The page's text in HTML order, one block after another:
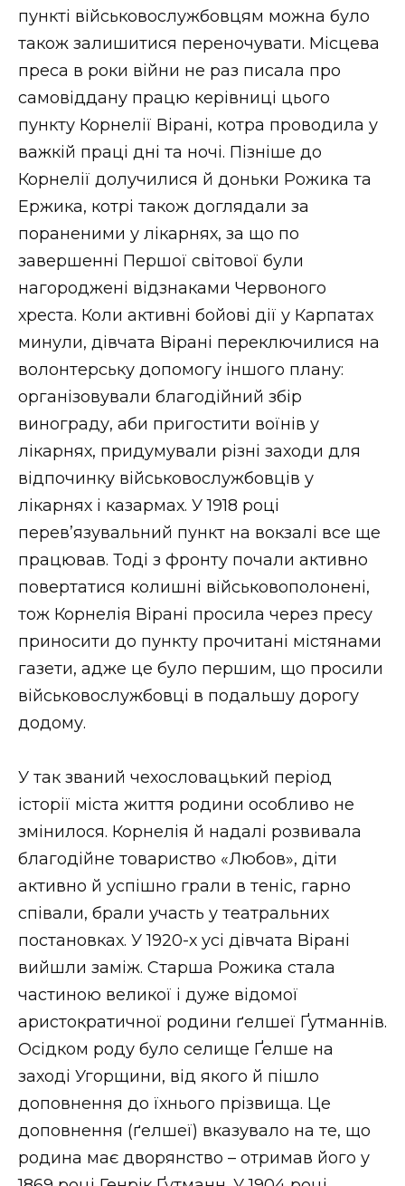
пункті військовослужбовцям можна було
також залишитися переночувати. Місцева
преса в роки війни не раз писала про
самовіддану працю керівниці цього
пункту Корнелії Вірані, котра проводила у
важкій праці дні та ночі. Пізніше до
Корнелії долучилися й доньки Рожика та
Ержика, котрі також доглядали за
пораненими у лікарнях, за що по
завершенні Першої світової були
нагороджені відзнаками Червоного
хреста. Коли активні бойові дії у Карпатах
минули, дівчата Вірані переключилися на
волонтерську допомогу іншого плану:
організовували благодійний збір
винограду, аби пригостити воїнів у
лікарнях, придумували різні заходи для
відпочинку військовослужбовців у
лікарнях і казармах. У 1918 році
перев’язувальний пункт на вокзалі все ще
працював. Тоді з фронту почали активно
повертатися колишні військовополонені,
тож Корнелія Вірані просила через пресу
приносити до пункту прочитані містянами
газети, адже це було першим, що просили
військовослужбовці в подальшу дорогу
додому.
У так званий чехословацький період
історії міста життя родини особливо не
змінилося. Корнелія й надалі розвивала
благодійне товариство «Любов», діти
активно й успішно грали в теніс, гарно
співали, брали участь у театральних
постановках. У 1920-х усі дівчата Вірані
вийшли заміж. Старша Рожика стала
частиною великої і дуже відомої
аристократичної родини ґелшеї Ґутманнів.
Осідком роду було селище Ґелше на
заході Угорщини, від якого й пішло
доповнення до їхнього прізвища. Це
доповнення (ґелшеї) вказувало на те, що
родина має дворянство – отримав його у